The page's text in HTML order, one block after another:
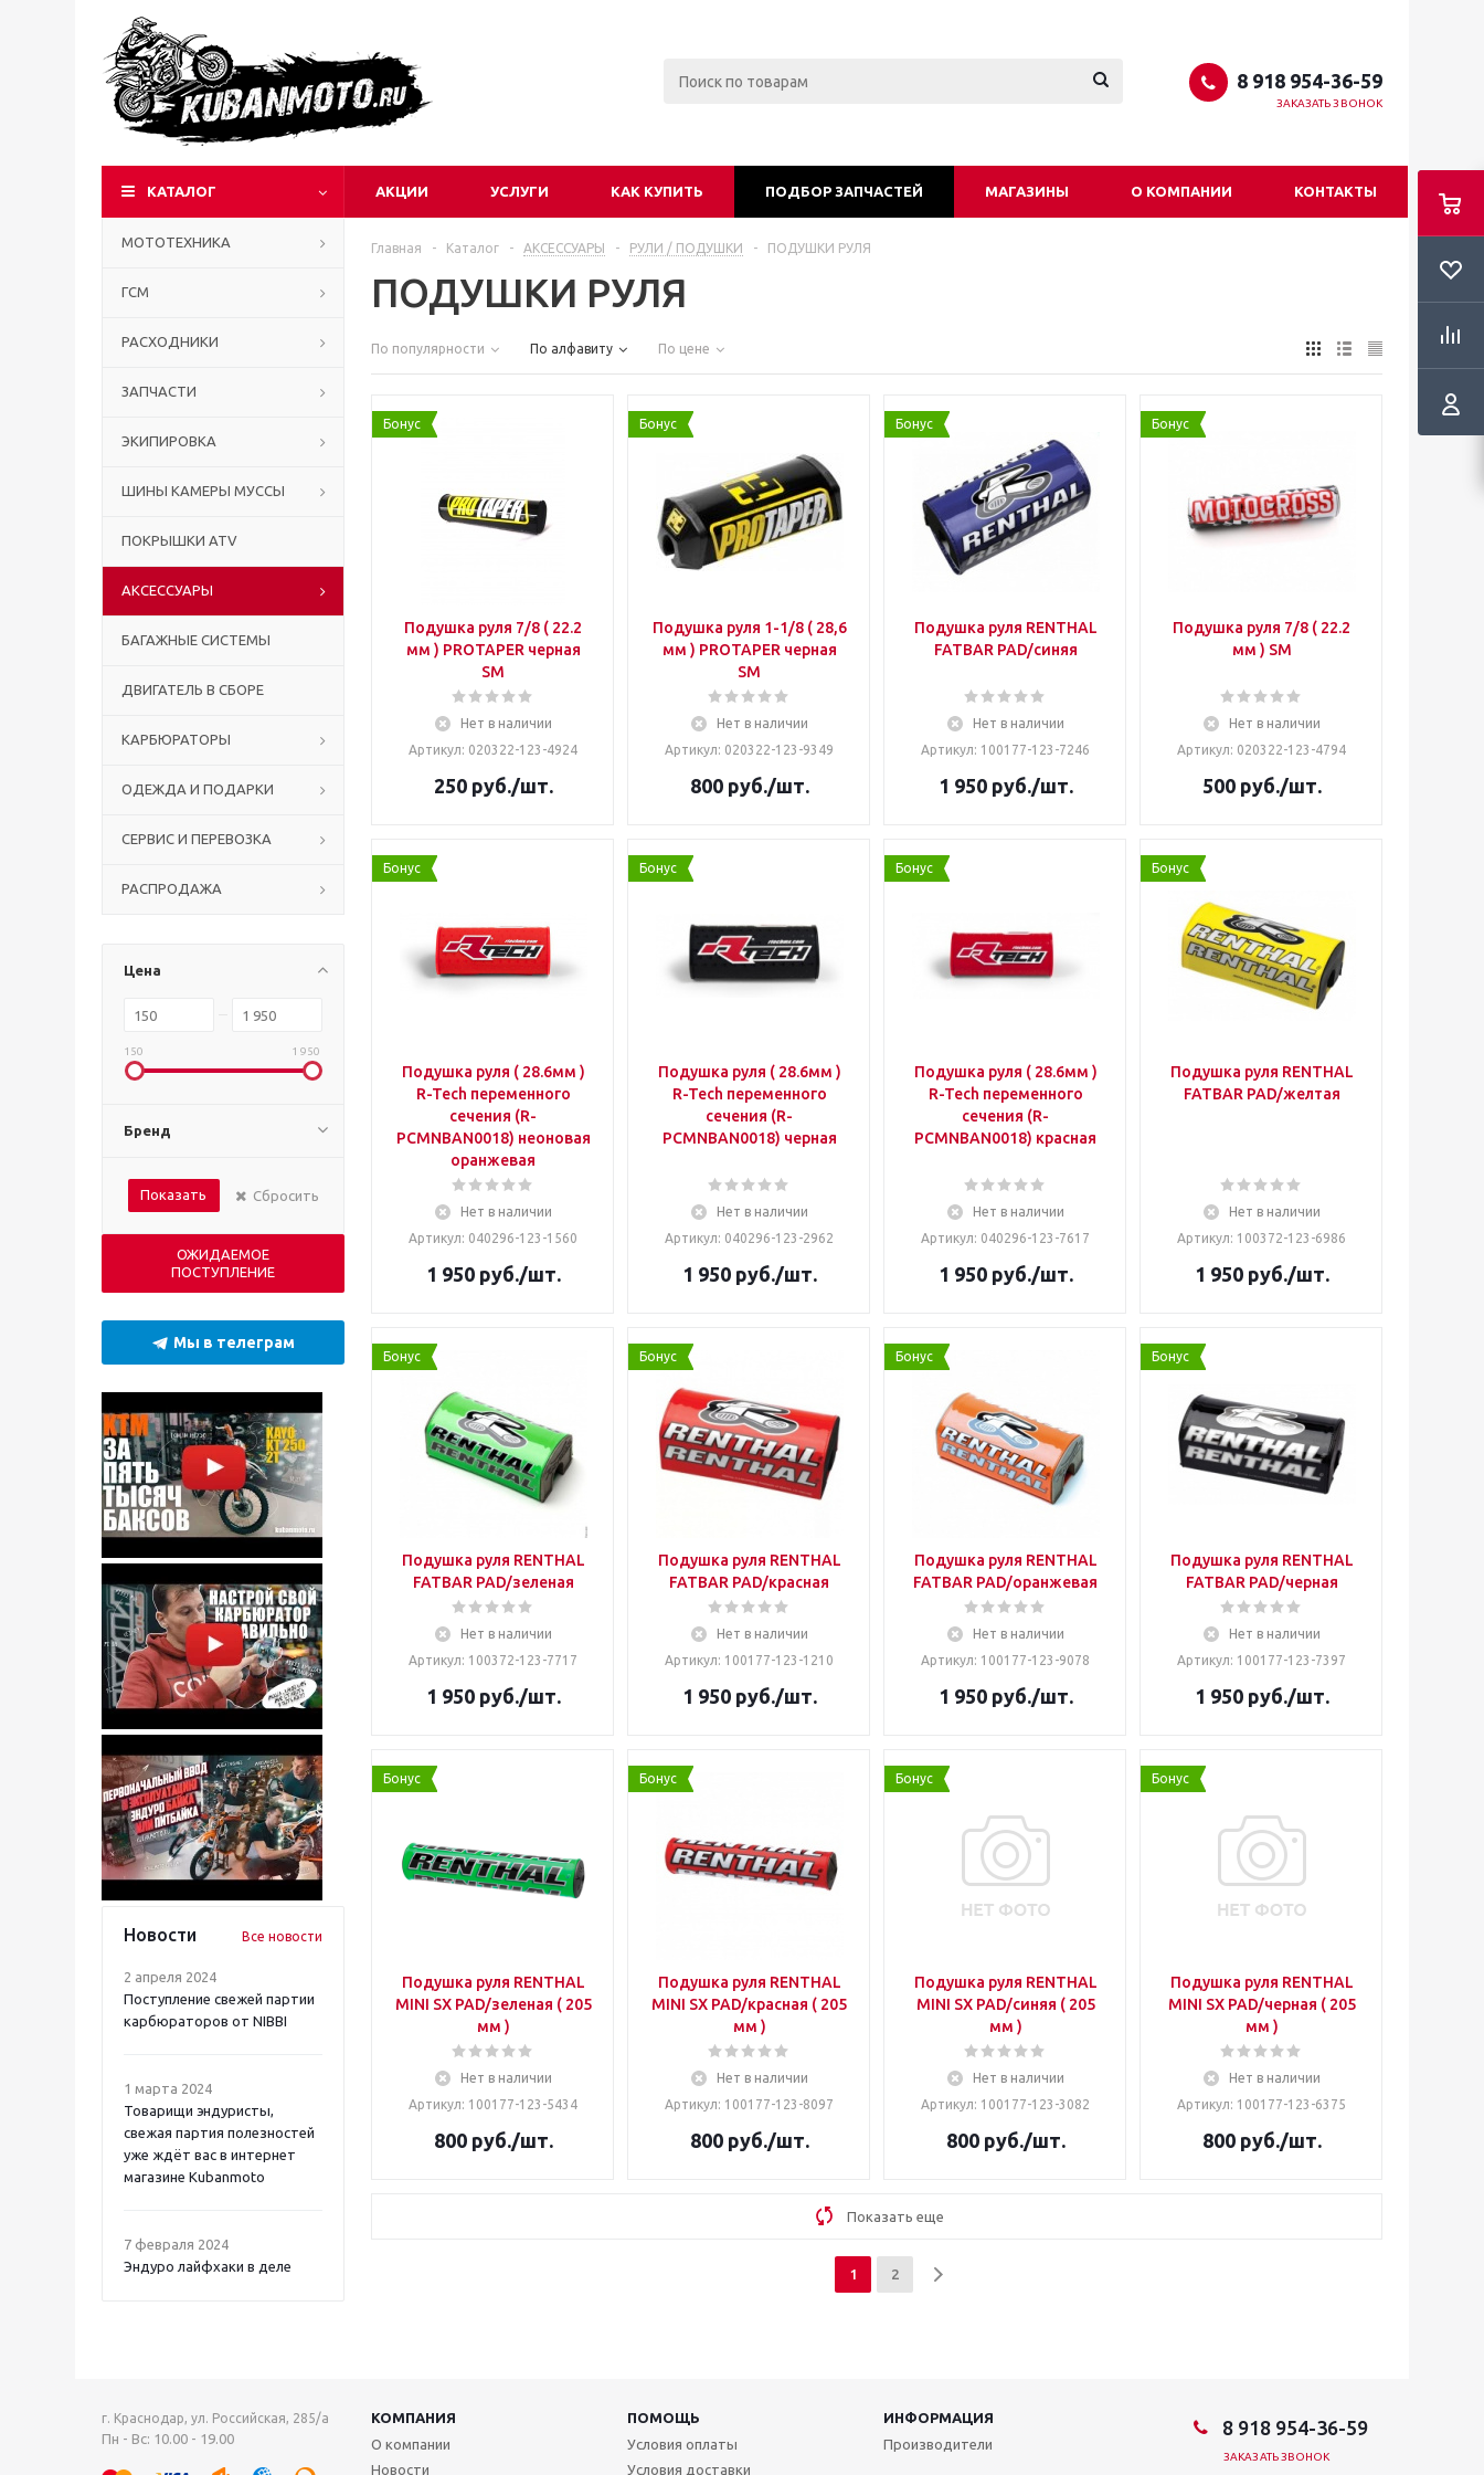
8 918 954-36-59
ЗАКАЗАТЬ ЗВОНОК
КАТАЛОГ АКЦИИ УСЛУГИ КАК КУПИТЬ ПОДБОР ЗАПЧАСТЕЙ МАГАЗИНЫ О КОМПАНИИ КОНТАКТЫ
МОТОТЕХНИКА
ГСМ
РАСХОДНИКИ
ЗАПЧАСТИ
ЭКИПИРОВКА
ШИНЫ КАМЕРЫ МУССЫ
ПОКРЫШКИ ATV
АКСЕССУАРЫ
БАГАЖНЫЕ СИСТЕМЫ
ДВИГАТЕЛЬ В СБОРЕ
КАРБЮРАТОРЫ
ОДЕЖДА И ПОДАРКИ
СЕРВИС И ПЕРЕВОЗКА
РАСПРОДАЖА
Цена
150 1 950
Бренд
Показать Сбросить
ОЖИДАЕМОЕ
ПОСТУПЛЕНИЕ
Мы в телеграм
Новости Все новости
2 апреля 2024
Поступление свежей партии
карбюраторов от NIBBI
1 марта 2024
Товарищи эндуристы,
свежая партия полезностей
уже ждёт вас в интернет
магазине Kubanmoto
7 февраля 2024
Эндуро лайфхаки в деле
Главная - Каталог - АКСЕССУАРЫ - РУЛИ / ПОДУШКИ - ПОДУШКИ РУЛЯ
ПОДУШКИ РУЛЯ
По популярности По алфавиту По цене
Бонус
Подушка руля 7/8 ( 22.2
мм ) PROTAPER черная
SM
Нет в наличии
Артикул: 020322-123-4924
250руб./шт.
Бонус
Подушка руля 1-1/8 ( 28,6
мм ) PROTAPER черная
SM
Нет в наличии
Артикул: 020322-123-9349
800руб./шт.
Бонус
Подушка руля RENTHAL
FATBAR PAD/синяя
Нет в наличии
Артикул: 100177-123-7246
1 950руб./шт.
Бонус
Подушка руля 7/8 ( 22.2
мм ) SM
Нет в наличии
Артикул: 020322-123-4794
500руб./шт.
Бонус
Подушка руля ( 28.6мм )
R-Tech переменного
сечения (R-
PCMNBAN0018) неоновая
оранжевая
Нет в наличии
Артикул: 040296-123-1560
1 950руб./шт.
Бонус
Подушка руля ( 28.6мм )
R-Tech переменного
сечения (R-
PCMNBAN0018) черная
Нет в наличии
Артикул: 040296-123-2962
1 950руб./шт.
Бонус
Подушка руля ( 28.6мм )
R-Tech переменного
сечения (R-
PCMNBAN0018) красная
Нет в наличии
Артикул: 040296-123-7617
1 950руб./шт.
Бонус
Подушка руля RENTHAL
FATBAR PAD/желтая
Нет в наличии
Артикул: 100372-123-6986
1 950руб./шт.
Бонус
Подушка руля RENTHAL
FATBAR PAD/зеленая
Нет в наличии
Артикул: 100372-123-7717
1 950руб./шт.
Бонус
Подушка руля RENTHAL
FATBAR PAD/красная
Нет в наличии
Артикул: 100177-123-1210
1 950руб./шт.
Бонус
Подушка руля RENTHAL
FATBAR PAD/оранжевая
Нет в наличии
Артикул: 100177-123-9078
1 950руб./шт.
Бонус
Подушка руля RENTHAL
FATBAR PAD/черная
Нет в наличии
Артикул: 100177-123-7397
1 950руб./шт.
Бонус
Подушка руля RENTHAL
MINI SX PAD/зеленая ( 205
мм )
Нет в наличии
Артикул: 100177-123-5434
800руб./шт.
Бонус
Подушка руля RENTHAL
MINI SX PAD/красная ( 205
мм )
Нет в наличии
Артикул: 100177-123-8097
800руб./шт.
Бонус
Подушка руля RENTHAL
MINI SX PAD/синяя ( 205
мм )
Нет в наличии
Артикул: 100177-123-3082
800руб./шт.
Бонус
Подушка руля RENTHAL
MINI SX PAD/черная ( 205
мм )
Нет в наличии
Артикул: 100177-123-6375
800руб./шт.
Показать еще
1 2
г. Краснодар, ул. Российская, 285/а
Пн - Вс: 10.00 - 19.00
КОМПАНИЯ ПОМОЩЬ
ИНФОРМАЦИЯ
О компании
Новости
Условия оплаты
Условия доставки
Производители
8 918 954-36-59
ЗАКАЗАТЬ ЗВОНОК